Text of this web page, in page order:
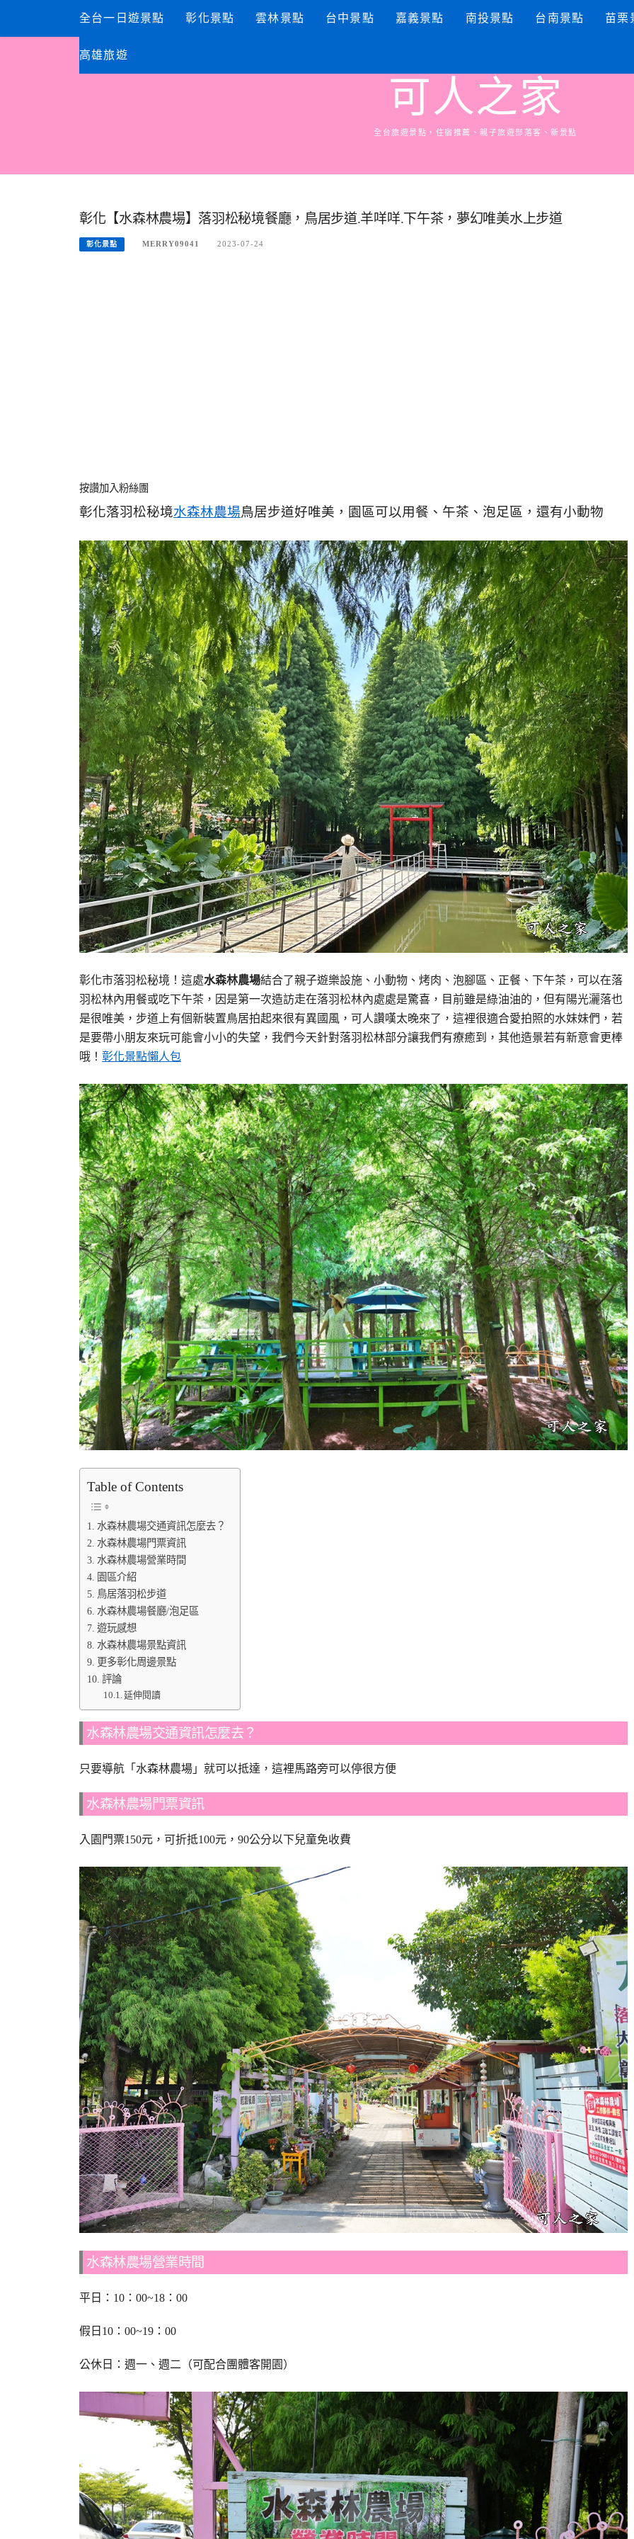
content
全台一日遊景點 彰化景點 雲林景點 台中景點 嘉義景點 南投景點 台南景點 苗栗
高雄旅遊
可人之家
全台旅遊景點，住宿推薦、親子旅遊部落客、新景點
彰化【水森林農場】落羽松秘境餐廳，鳥居步道.羊咩咩.下午茶，夢幻唯美水上步道
彰化景點 MERRY09041 2023-07-24
按讚加入粉絲團
彰化落羽松秘境水森林農場鳥居步道好唯美，園區可以用餐、午茶、泡足區，還有小動物
彰化市落羽松秘境！這處水森林農場結合了親子遊樂設施、小動物、烤肉、泡腳區、正餐、下午茶，可以在落
羽松林內用餐或吃下午茶，因是第一次造訪走在落羽松林內處處是驚喜，目前雖是綠油油的，但有陽光灑落也
是很唯美，步道上有個新裝置鳥居拍起來很有異國風，可人讚嘆太晚來了，這裡很適合愛拍照的水妹妹們，若
是要帶小朋友來玩可能會小小的失望，我們今天針對落羽松林部分讓我們有療癒到，其他造景若有新意會更棒
哦！ 彰化景點懶人包
Table of Contents
水森林農場交通資訊怎麼去？
水森林農場門票資訊
水森林農場營業時間
園區介紹
鳥居落羽松步道
水森林農場餐廳/泡足區
遊玩感想
水森林農場景點資訊
更多彰化周邊景點
評論
延伸閱讀
水森林農場交通資訊怎麼去？
只要導航「水森林農場」就可以抵達，這裡馬路旁可以停很方便
水森林農場門票資訊
入園門票150元，可折抵100元，90公分以下兒童免收費
水森林農場營業時間
平日：10：00~18：00
假日10：00~19：00
公休日：週一、週二（可配合團體客開園）